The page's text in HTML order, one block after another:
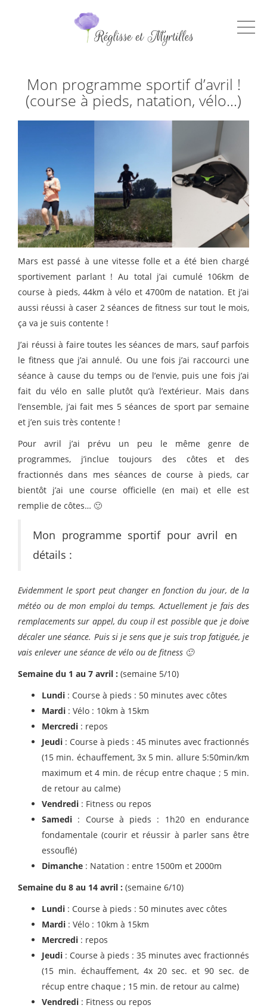
Mon programme sportif d’avril !
(course à pieds, natation, vélo…)
Mars est passé à une vitesse folle et a été bien chargé
sportivement parlant ! Au total j’ai cumulé 106km de
course à pieds, 44km à vélo et 4700m de natation. Et j’ai
aussi réussi à caser 2 séances de fitness sur tout le mois,
ça va je suis contente !
J’ai réussi à faire toutes les séances de mars, sauf parfois
le fitness que j’ai annulé. Ou une fois j’ai raccourci une
séance à cause du temps ou de l’envie, puis une fois j’ai
fait du vélo en salle plutôt qu’à l’extérieur. Mais dans
l’ensemble, j’ai fait mes 5 séances de sport par semaine
et j’en suis très contente !
Pour avril j’ai prévu un peu le même genre de
programmes, j’inclue toujours des côtes et des
fractionnés dans mes séances de course à pieds, car
bientôt j’ai une course officielle (en mai) et elle est
remplie de côtes… 🙂
Mon programme sportif pour avril en
détails :
Evidemment le sport peut changer en fonction du jour, de la
météo ou de mon emploi du temps. Actuellement je fais des
remplacements sur appel, du coup il est possible que je doive
décaler une séance. Puis si je sens que je suis trop fatiguée, je
vais enlever une séance de vélo ou de fitness 🙂
Semaine du 1 au 7 avril : (semaine 5/10)
Lundi : Course à pieds : 50 minutes avec côtes
Mardi : Vélo : 10km à 15km
Mercredi : repos
Jeudi : Course à pieds : 45 minutes avec fractionnés
(15 min. échauffement, 3x 5 min. allure 5:50min/km
maximum et 4 min. de récup entre chaque ; 5 min.
de retour au calme)
Vendredi : Fitness ou repos
Samedi : Course à pieds : 1h20 en endurance
fondamentale (courir et réussir à parler sans être
essouflé)
Dimanche : Natation : entre 1500m et 2000m
Semaine du 8 au 14 avril : (semaine 6/10)
Lundi : Course à pieds : 50 minutes avec côtes
Mardi : Vélo : 10km à 15km
Mercredi : repos
Jeudi : Course à pieds : 35 minutes avec fractionnés
(15 min. échauffement, 4x 20 sec. et 90 sec. de
récup entre chaque ; 15 min. de retour au calme)
Vendredi : Fitness ou repos